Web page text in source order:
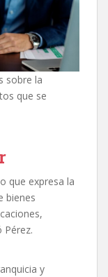
sobre la
que se
que expresa la
bienes
Pérez.
y